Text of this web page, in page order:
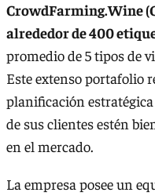
CrowdFarming.Wine
alrededor de 400
promedio de 5 tipos de
Este extenso portafolio
planificación
de sus clientes estén
en el mercado.
La empresa posee un